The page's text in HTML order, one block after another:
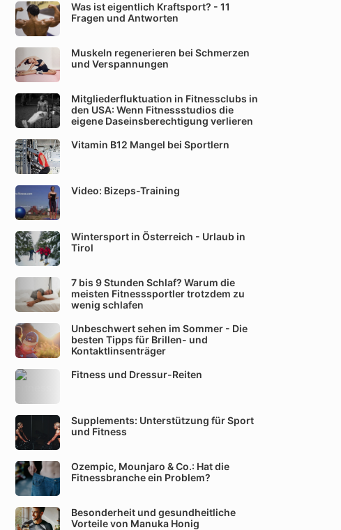
Was ist eigentlich Kraftsport? - 11
Fragen und Antworten
Muskeln regenerieren bei Schmerzen
und Verspannungen
Mitgliederfluktuation in Fitnessclubs in
den USA: Wenn Fitnessstudios die
eigene Daseinsberechtigung verlieren
Vitamin B12 Mangel bei Sportlern
Video: Bizeps-Training
Wintersport in Österreich - Urlaub in
Tirol
7 bis 9 Stunden Schlaf? Warum die
meisten Fitnesssportler trotzdem zu
wenig schlafen
Unbeschwert sehen im Sommer - Die
besten Tipps für Brillen- und
Kontaktlinsenträger
Fitness und Dressur-Reiten
Supplements: Unterstützung für Sport
und Fitness
Ozempic, Mounjaro & Co.: Hat die
Fitnessbranche ein Problem?
Besonderheit und gesundheitliche
Vorteile von Manuka Honig